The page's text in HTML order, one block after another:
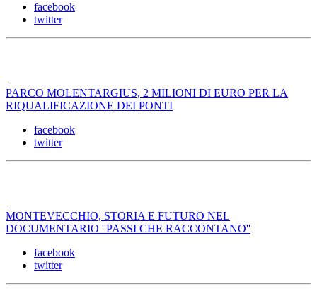
facebook
twitter
PARCO MOLENTARGIUS, 2 MILIONI DI EURO PER LA
RIQUALIFICAZIONE DEI PONTI
facebook
twitter
MONTEVECCHIO, STORIA E FUTURO NEL
DOCUMENTARIO ''PASSI CHE RACCONTANO''
facebook
twitter